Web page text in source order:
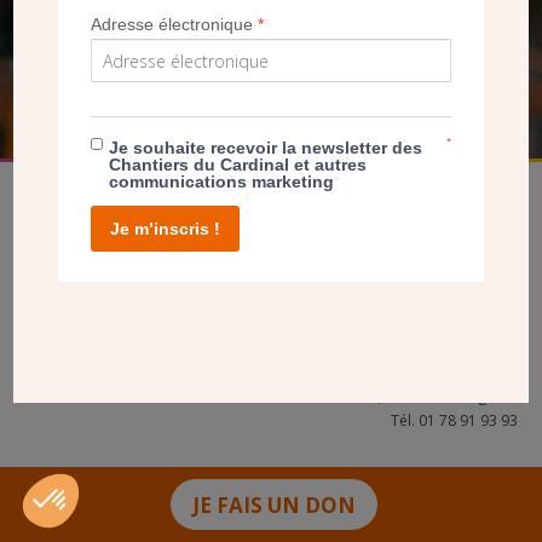
JE FAIS UN DON
FAIRE UN DON
Tél. 01 78 91 93 93
Adresse électronique*
Je souhaite recevoir la newsletter des
Chantiers du Cardinal et autres
communications marketing
*
Je m’inscris !